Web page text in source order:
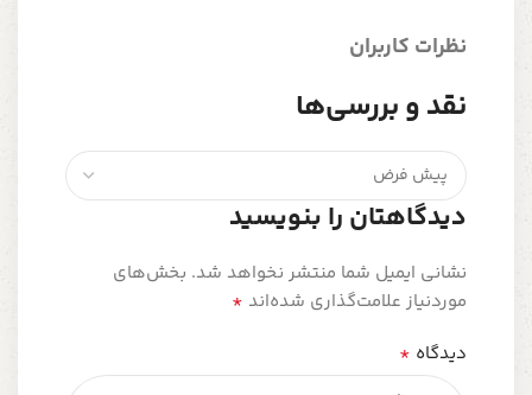
نظرات کاربران
نقد و بررسی‌ها
دیدگاهتان را بنویسید
نشانی ایمیل شما منتشر نخواهد شد. بخش‌های
موردنیاز علامت‌گذاری شده‌اند *
دیدگاه *